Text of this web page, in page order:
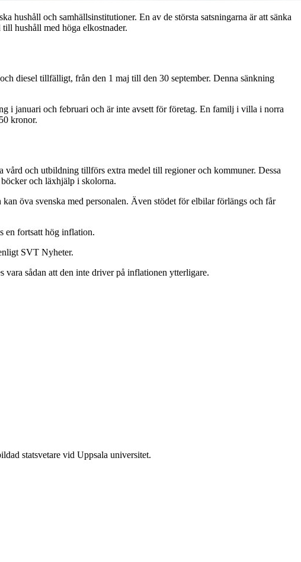
hushåll och samhällsinstitutioner. En av de största satsningarna är att sänka
hushåll med höga elkostnader.
diesel tillfälligt, från den 1 maj till den 30 september. Denna sänkning
i januari och februari och är inte avsett för företag. En familj i villa i norra
kronor.
och utbildning tillförs extra medel till regioner och kommuner. Dessa
och läxhjälp i skolorna.
öva svenska med personalen. Även stödet för elbilar förlängs och får
en fortsatt hög inflation.
SVT Nyheter.
sådan att den inte driver på inflationen ytterligare.
statsvetare vid Uppsala universitet.